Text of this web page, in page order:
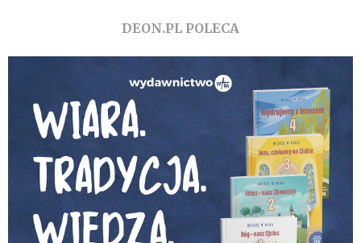
DEON.PL POLECA